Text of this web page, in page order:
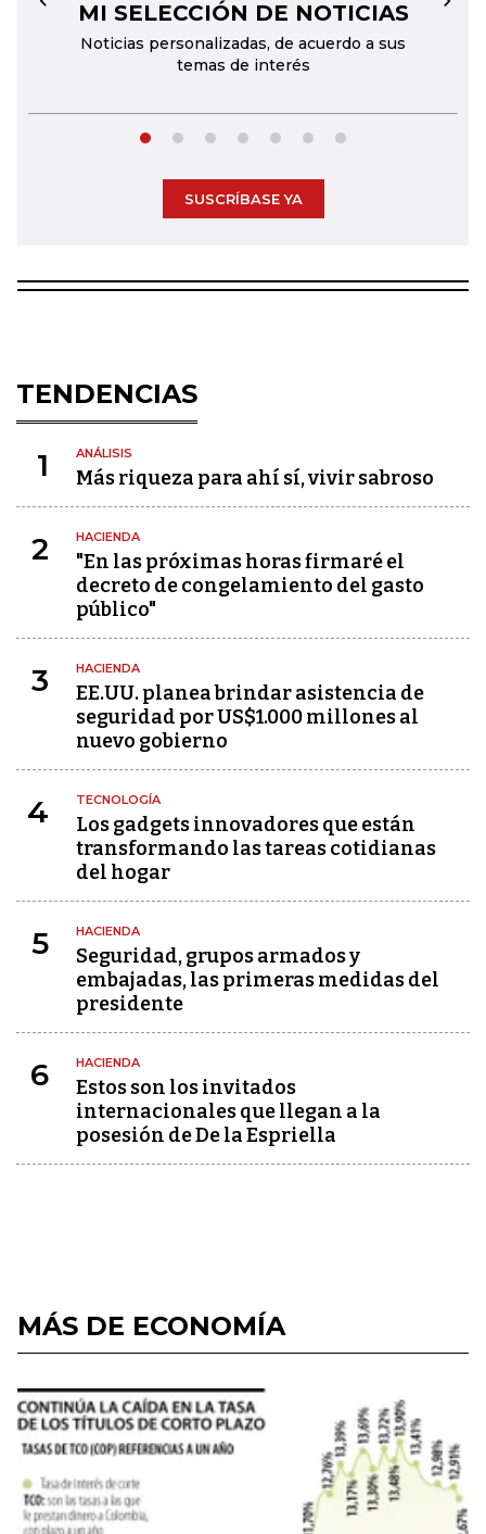
MI SELECCIÓN DE NOTICIAS
Noticias personalizadas, de acuerdo a sus
temas de interés
← →
SUSCRÍBASE YA
TENDENCIAS
1 ANÁLISIS
Más riqueza para ahí sí, vivir sabroso
2 HACIENDA
"En las próximas horas firmaré el
decreto de congelamiento del gasto
público"
3 HACIENDA
EE.UU. planea brindar asistencia de
seguridad por US$1.000 millones al
nuevo gobierno
4 TECNOLOGÍA
Los gadgets innovadores que están
transformando las tareas cotidianas
del hogar
5 HACIENDA
Seguridad, grupos armados y
embajadas, las primeras medidas del
presidente
6 HACIENDA
Estos son los invitados
internacionales que llegan a la
posesión de De la Espriella
MÁS DE ECONOMÍA